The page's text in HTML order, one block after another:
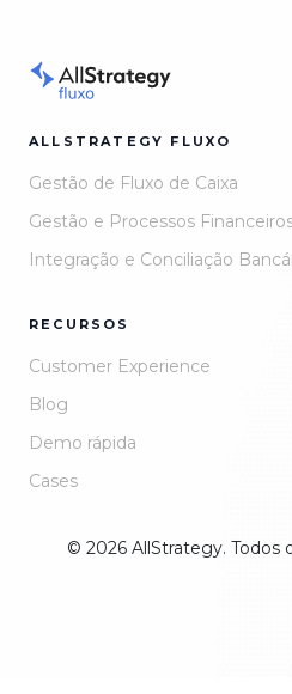
ALLSTRATEGY FLUXO
Gestão de Fluxo de Caixa
Gestão e Processos
Integração e Conciliação
RECURSOS
Customer Experience
Blog
Demo rápida
Cases
© 2026 AllStrategy. Todos